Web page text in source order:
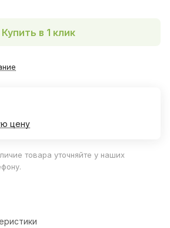
Купить в 1 клик
цену
товара уточняйте у наших